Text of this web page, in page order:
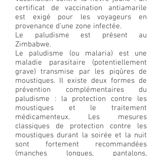
certificat de vaccination antiamarile
est exigé pour les voyageurs en
provenance d’une zone infectée.
Le paludisme est présent au
Zimbabwe.
Le paludisme (ou malaria) est une
maladie parasitaire (potentiellement
grave) transmise par les piqûres de
moustiques. Il existe deux formes de
prévention complémentaires du
paludisme : la protection contre les
moustiques et le traitement
médicamenteux. Les mesures
classiques de protection contre les
moustiques durant la soirée et la nuit
sont fortement recommandées
(manches longues, pantalons,